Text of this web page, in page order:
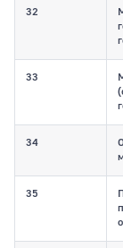
32
33
34
35